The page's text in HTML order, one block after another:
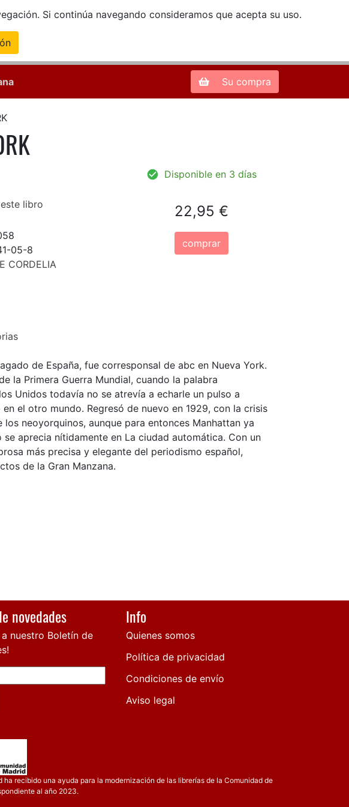
Si continúa navegando consideramos que acepta su uso.
Zona de Clientes
Su compra
libro
05-8
CORDELIA
Disponible en 3 días
22,95 €
comprar
de España, fue corresponsal de abc en Nueva York.
la Primera Guerra Mundial, cuando la palabra
Unidos todavía no se atrevía a echarle un pulso a
el otro mundo. Regresó de nuevo en 1929, con la crisis
neoyorquinos, aunque para entonces Manhattan ya
aprecia nítidamente en La ciudad automática. Con un
más precisa y elegante del periodismo español,
de la Gran Manzana.
novedades
a nuestro Boletín de
Info
Quienes somos
Política de privacidad
Condiciones de envío
Aviso legal
ha recibido una ayuda para la modernización de las librerías de la Comunidad de
al año 2023.